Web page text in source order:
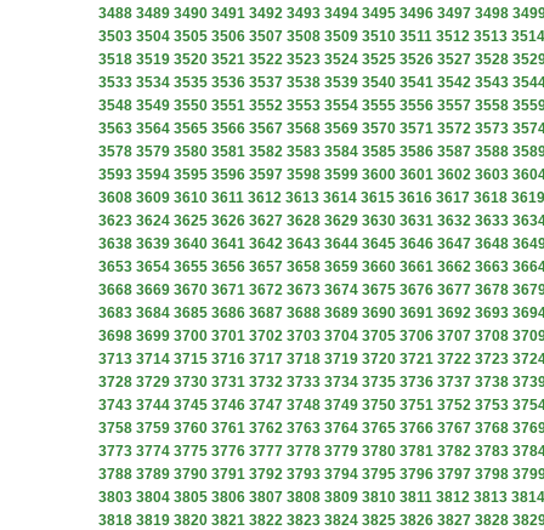
3488 3489 3490 3491 3492 3493 3494 3495 3496 3497 3498
3503 3504 3505 3506 3507 3508 3509 3510 3511 3512 3513 3514
3518 3519 3520 3521 3522 3523 3524 3525 3526 3527 3528
3533 3534 3535 3536 3537 3538 3539 3540 3541 3542 3543
3548 3549 3550 3551 3552 3553 3554 3555 3556 3557 3558
3563 3564 3565 3566 3567 3568 3569 3570 3571 3572 3573
3578 3579 3580 3581 3582 3583 3584 3585 3586 3587 3588
3593 3594 3595 3596 3597 3598 3599 3600 3601 3602 3603
3608 3609 3610 3611 3612 3613 3614 3615 3616 3617 3618 3619
3623 3624 3625 3626 3627 3628 3629 3630 3631 3632 3633
3638 3639 3640 3641 3642 3643 3644 3645 3646 3647 3648
3653 3654 3655 3656 3657 3658 3659 3660 3661 3662 3663
3668 3669 3670 3671 3672 3673 3674 3675 3676 3677 3678
3683 3684 3685 3686 3687 3688 3689 3690 3691 3692 3693
3698 3699 3700 3701 3702 3703 3704 3705 3706 3707 3708
3713 3714 3715 3716 3717 3718 3719 3720 3721 3722 3723
3728 3729 3730 3731 3732 3733 3734 3735 3736 3737 3738
3743 3744 3745 3746 3747 3748 3749 3750 3751 3752 3753
3758 3759 3760 3761 3762 3763 3764 3765 3766 3767 3768
3773 3774 3775 3776 3777 3778 3779 3780 3781 3782 3783
3788 3789 3790 3791 3792 3793 3794 3795 3796 3797 3798
3803 3804 3805 3806 3807 3808 3809 3810 3811 3812 3813 3814
3818 3819 3820 3821 3822 3823 3824 3825 3826 3827 3828